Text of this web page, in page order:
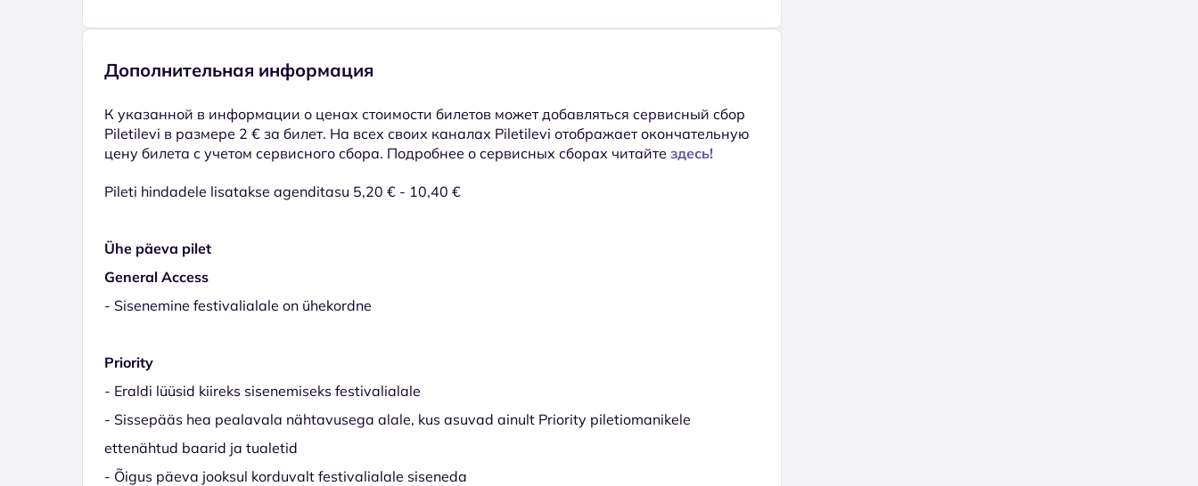
Дополнительная информация
К указанной в информации о ценах стоимости билетов может добавляться сервисный сбор
Piletilevi в размере 2 € за билет. На всех своих каналах Piletilevi отображает окончательную
цену билета с учетом сервисного сбора. Подробнее о сервисных сборах читайте здесь!
Pileti hindadele lisatakse agenditasu 5,20 € - 10,40 €
Ühe päeva pilet
General Access
- Sisenemine festivalialale on ühekordne
Priority
- Eraldi lüüsid kiireks sisenemiseks festivalialale
- Sissepääs hea pealavala nähtavusega alale, kus asuvad ainult Priority piletiomanikele
ettenähtud baarid ja tualetid
- Õigus päeva jooksul korduvalt festivalialale siseneda